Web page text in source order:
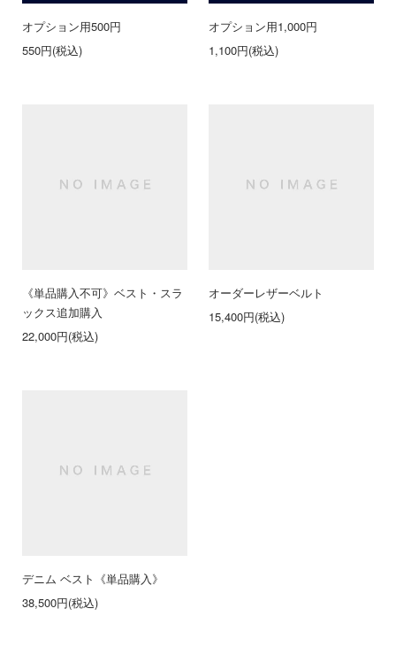
オプション用500円
550円(税込)
オプション用1,000円
1,100円(税込)
《単品購入不可》ベスト・スラ
ックス追加購入
22,000円(税込)
オーダーレザーベルト
15,400円(税込)
デニム ベスト《単品購入》
38,500円(税込)